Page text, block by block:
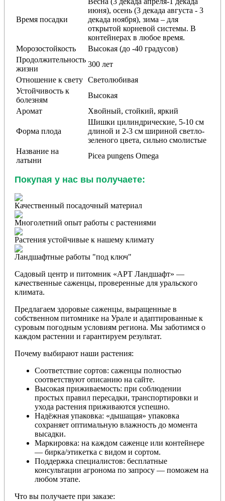
Время посадки
июня), осень (3 декада августа - 3
декада ноября), зима – для
открытой корневой системы. В
контейнерах в любое время.
Морозостойкость
Высокая (до -40 градусов)
Продолжительность
жизни
300 лет
Отношение к свету Светолюбивая
Устойчивость к
болезням
Высокая
Аромат
Хвойный, стойкий, яркий
Форма плода
Шишки цилиндрические, 5-10 см
длиной и 2-3 см шириной светло-
зеленого цвета, сильно смолистые
Название на
латыни
Picea pungens Omega
Покупая у нас вы получаете:
Качественный посадочный материал
Многолетний опыт работы с растениями
Растения устойчивые к нашему климату
Ландшафтные работы "под ключ"
Садовый центр и питомник «АРТ Ландшафт» —
качественные саженцы, проверенные для уральского
климата.
Предлагаем здоровые саженцы, выращенные в
собственном питомнике на Урале и адаптированные к
суровым погодным условиям региона. Мы заботимся о
каждом растении и гарантируем результат.
Почему выбирают наши растения:
Соответствие сортов: саженцы полностью
соответствуют описанию на сайте.
Высокая приживаемость: при соблюдении
простых правил пересадки, транспортировки и
ухода растения приживаются успешно.
Надёжная упаковка: «дышащая» упаковка
сохраняет оптимальную влажность до момента
высадки.
Маркировка: на каждом саженце или контейнере
— бирка/этикетка с видом и сортом.
Поддержка специалистов: бесплатные
консультации агронома по запросу — поможем на
любом этапе.
Что вы получаете при заказе: